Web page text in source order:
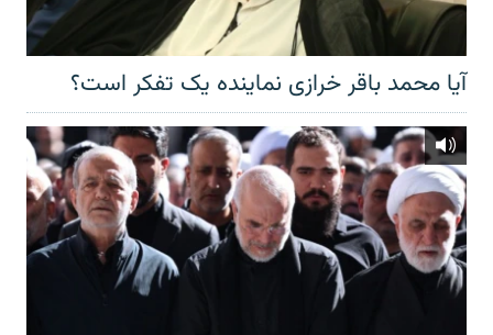
آیا محمد باقر خرازی نماینده یک تفکر است؟